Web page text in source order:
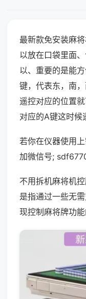
最新款免安装麻
以放在口袋里面
以、重要的是能
键，代表东，南
遥控对应的位置
对应的A键这时候
若你在仪器使用
加微信号;
不用拆机麻将机
是指通过一些无
现控制麻将牌功能